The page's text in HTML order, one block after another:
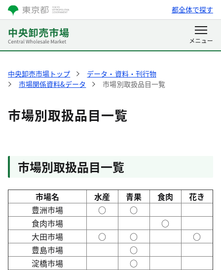
都全体で探す
中央卸売市場トップ
データ・資料・刊行物
市場関係資料&データ
市場別取扱品目一覧
市場別取扱品目一覧
市場別取扱品目一覧
市場名 水産 青果 食肉
花き
豊洲市場
○
○
食肉市場
○
大田市場
○ ○
○
豊島市場
○
淀橋市場
○